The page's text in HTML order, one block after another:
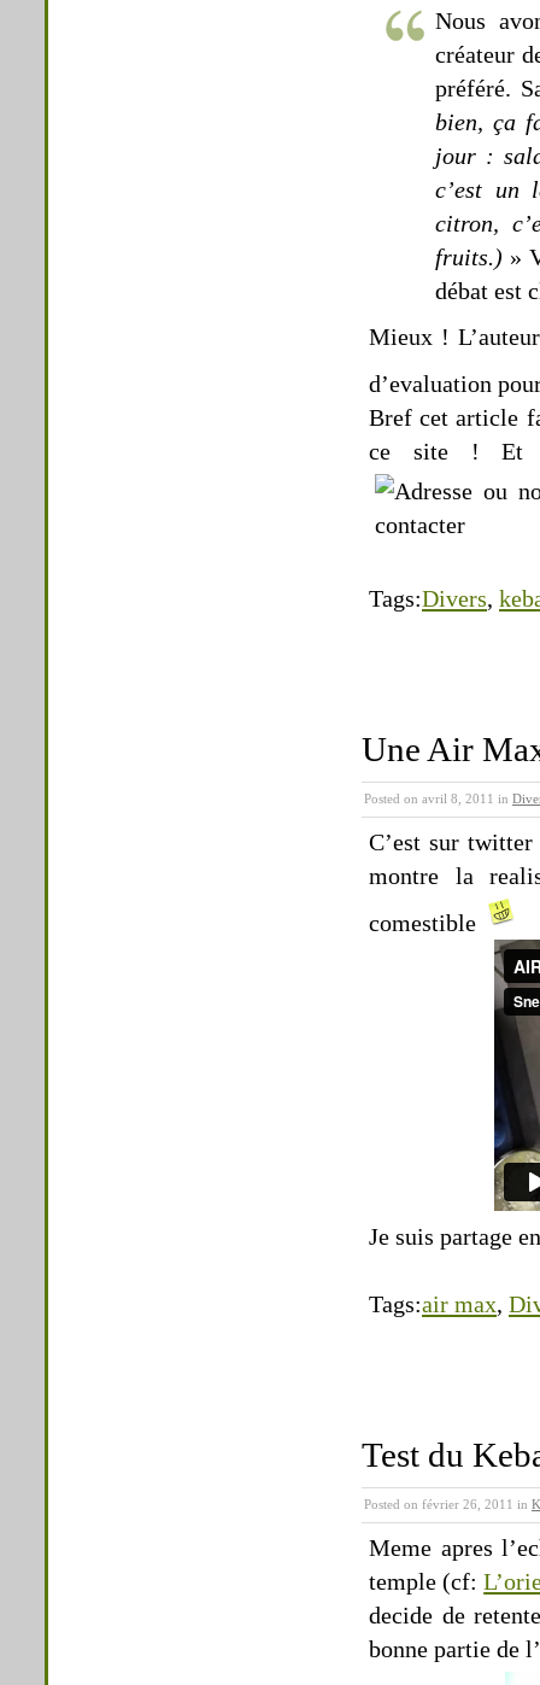
Nous
créateur
préféré.
bien, ça
jour :
c’est un
citron,
fruits.) »
débat est
Mieux !
d’evaluation
Bref cet article
ce site ! Et
Tags:Divers,
Une Air
Posted on avril 8, 2011 in
C’est sur
montre la
comestible
Je suis partage
Tags:air max,
Test du
Posted on février 26, 2011 in
Meme apres
temple (cf:
decide de
bonne partie de